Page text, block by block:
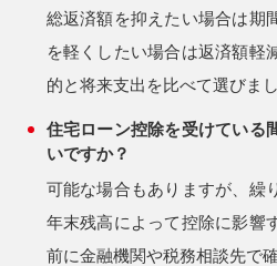
総返済額を抑えたい場合は期
を軽くしたい場合は返済額軽
的と将来支出を比べて選びまし
住宅ローン控除を受けている
いですか？
可能な場合もありますが、繰
年末残高によって控除に影響
前に金融機関や税務相談先で